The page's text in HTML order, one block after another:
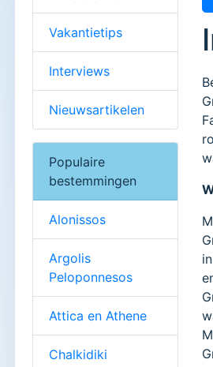
Vakantietips
Interviews
Nieuwsartikelen
Populaire
bestemmingen
Alonissos
Argolis
Peloponnesos
Attica en Athene
Chalkidiki